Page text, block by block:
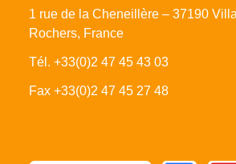
1 rue de la Cheneillère – 37190
Rochers, France
Tél. +33(0)2 47 45 43 03
Fax +33(0)2 47 45 27 48